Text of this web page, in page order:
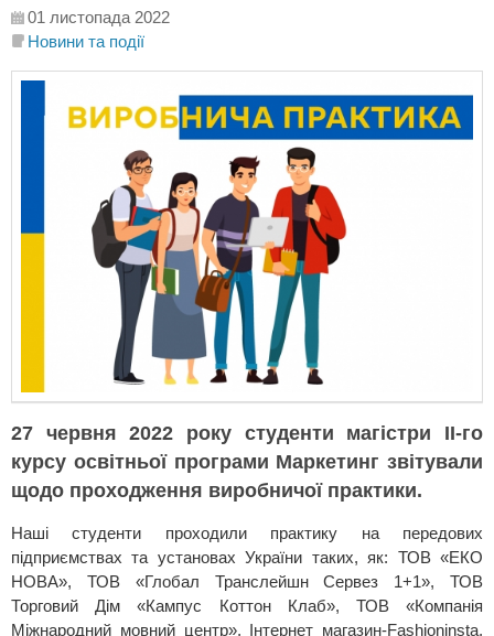
01 листопада 2022
Новини та події
27 червня 2022 року студенти магістри ІІ-го
курсу освітньої програми Маркетинг звітували
щодо проходження виробничої практики.
Наші студенти проходили практику на передових
підприємствах та установах України таких, як: ТОВ «ЕКО
НОВА», ТОВ «Глобал Транслейшн Сервез 1+1», ТОВ
Торговий Дім «Кампус Коттон Клаб», ТОВ «Компанія
Міжнародний мовний центр», Інтернет магазин-Fashioninsta,